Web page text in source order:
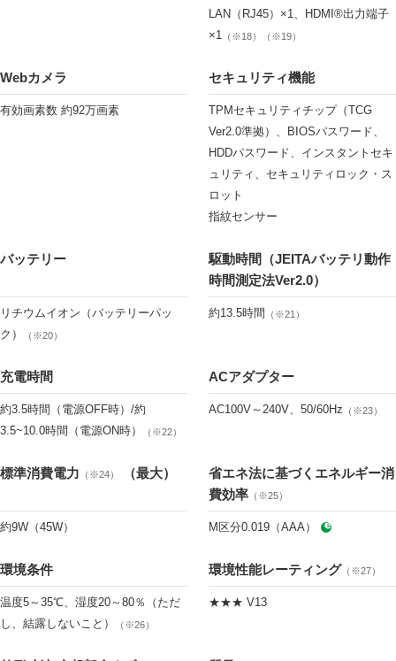
LAN（RJ45）×1、HDMI®出力端子
×1
（※18）（※19）
Webカメラ
有効画素数 約92万画素
セキュリティ機能
TPMセキュリティチップ（TCG
Ver2.0準拠）、BIOSパスワード、
HDDパスワード、インスタントセキ
ュリティ、セキュリティロック・ス
ロット
指紋センサー
バッテリー
リチウムイオン（バッテリーパッ
ク）
（※20）
駆動時間（JEITAバッテリ動作
時間測定法Ver2.0）
約13.5時間 （※21）
充電時間
約3.5時間（電源OFF時）/約
3.5~10.0時間（電源ON時）
（※22）
ACアダプター
AC100V～240V、50/60Hz （※23）
標準消費電力 （※24） （最大）
約9W（45W）
省エネ法に基づくエネルギー消
費効率 （※25）
M区分0.019（AAA）
環境条件
温度5～35℃、湿度20～80％（ただ
し、結露しないこと）
（※26）
環境性能レーティング （※27）
★★★ V13